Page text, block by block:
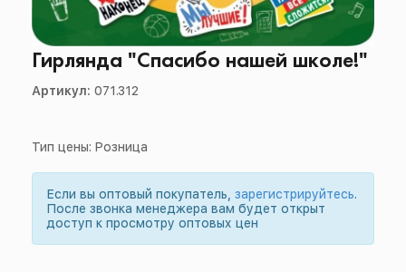
Гирлянда "Спасибо нашей школе!"
Артикул: 071.312
Тип цены: Розница
Если вы оптовый покупатель, зарегистрируйтесь.
После звонка менеджера вам будет открыт
доступ к просмотру оптовых цен